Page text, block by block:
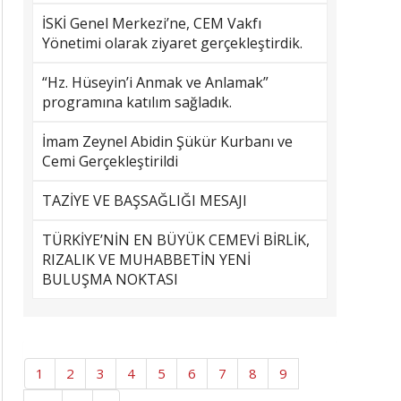
İSKİ Genel Merkezi’ne, CEM Vakfı
Yönetimi olarak ziyaret gerçekleştirdik.
“Hz. Hüseyin’i Anmak ve Anlamak”
programına katılım sağladık.
İmam Zeynel Abidin Şükür Kurbanı ve
Cemi Gerçekleştirildi
TAZİYE VE BAŞSAĞLIĞI MESAJI
TÜRKİYE’NİN EN BÜYÜK CEMEVİ BİRLİK,
RIZALIK VE MUHABBETİN YENİ
BULUŞMA NOKTASI
1 2 3 4 5 6 7 8
9